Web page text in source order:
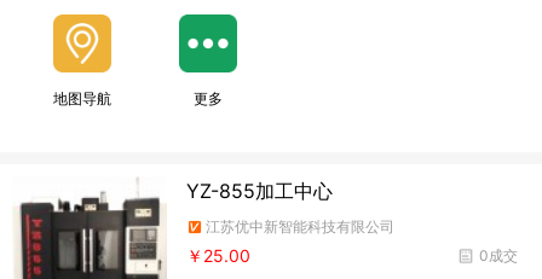
地图导航 更多
YZ-855加工中心
江苏优中新智能科技有限公司
0成交
￥25.00